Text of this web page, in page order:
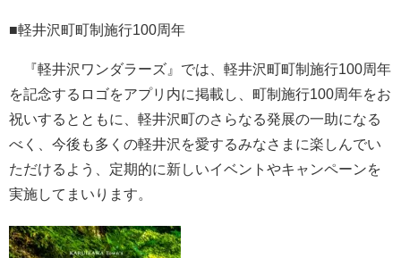
■軽井沢町町制施行100周年
『軽井沢ワンダラーズ』では、軽井沢町町制施行100周年
を記念するロゴをアプリ内に掲載し、町制施行100周年をお
祝いするとともに、軽井沢町のさらなる発展の一助になる
べく、今後も多くの軽井沢を愛するみなさまに楽しんでい
ただけるよう、定期的に新しいイベントやキャンペーンを
実施してまいります。